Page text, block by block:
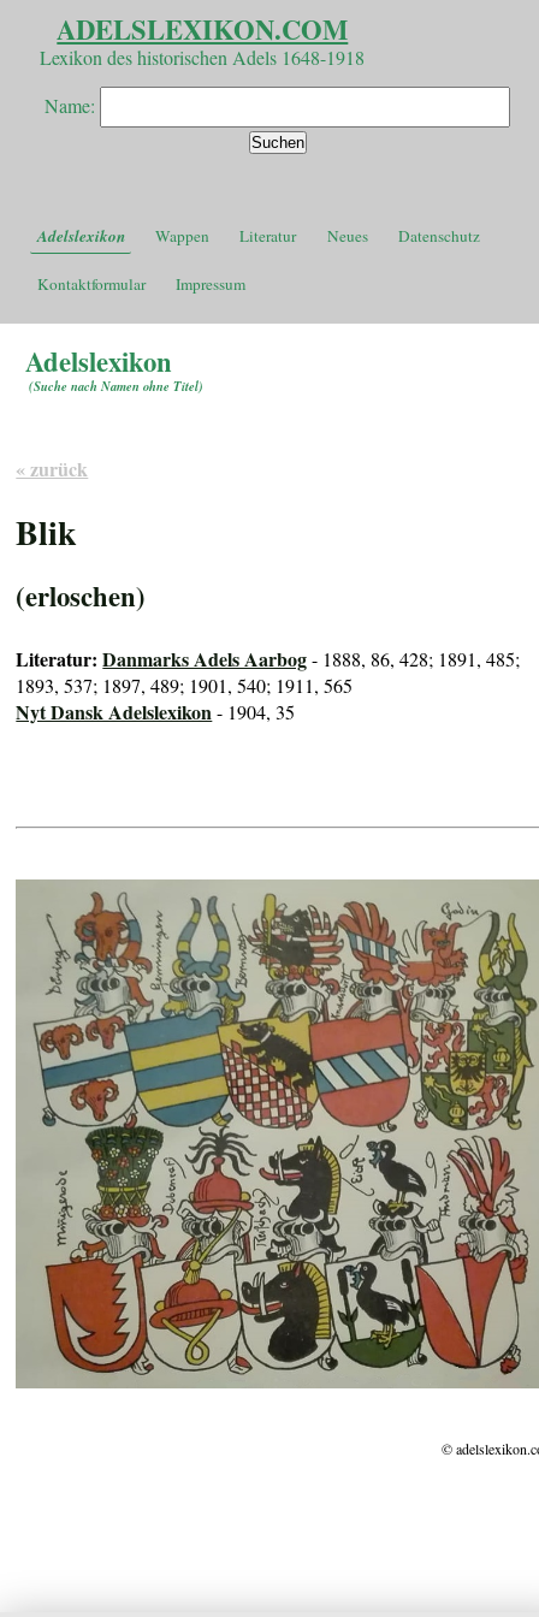
ADELSLEXIKON.COM
Lexikon des historischen Adels 1648-1918
Name:
Adelslexikon Wappen Literatur Neues Datenschutz
Kontaktformular Impressum
Adelslexikon
(Suche nach Namen ohne Titel)
« zurück
Blik
(erloschen)
Literatur:Danmarks Adels Aarbog- 1888, 86, 428; 1891, 485;
1893, 537; 1897, 489; 1901, 540; 1911, 565
Nyt Dansk Adelslexikon - 1904, 35
©